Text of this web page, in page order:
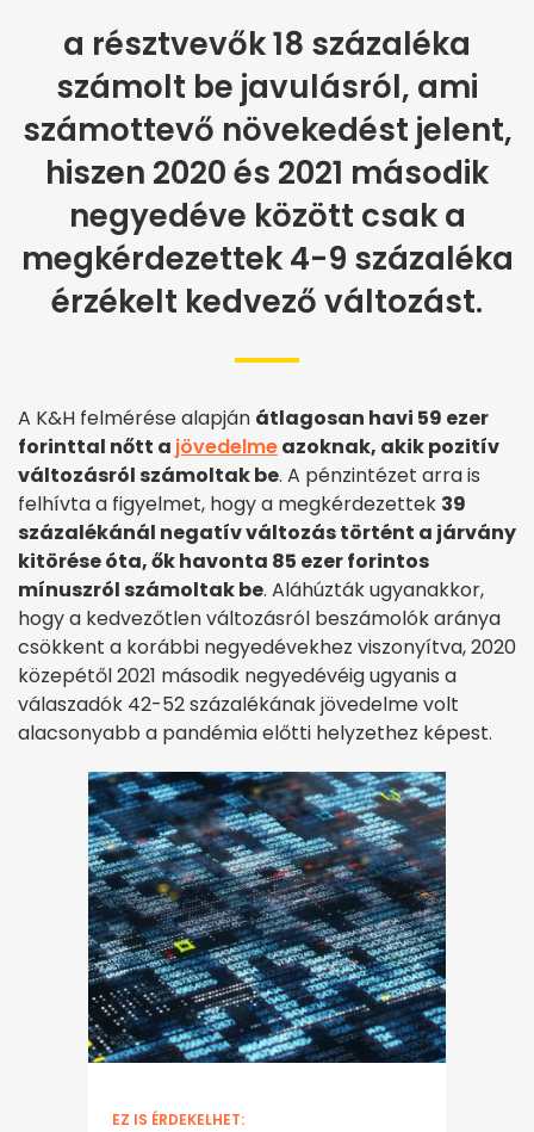
a résztvevők 18 százaléka
számolt be javulásról, ami
számottevő növekedést jelent,
hiszen 2020 és 2021 második
negyedéve között csak a
megkérdezettek 4-9 százaléka
érzékelt kedvező változást.
A K&H felmérése alapján átlagosan havi 59 ezer
forinttal nőtt a jövedelmeazoknak, akik pozitív
változásról számoltak be. A pénzintézet arra is
felhívta a figyelmet, hogy a megkérdezettek 39
százalékánál negatív változás történt a járvány
kitörése óta, ők havonta 85 ezer forintos
mínuszról számoltak be. Aláhúzták ugyanakkor,
hogy a kedvezőtlen változásról beszámolók aránya
csökkent a korábbi negyedévekhez viszonyítva, 2020
közepétől 2021 második negyedévéig ugyanis a
válaszadók 42-52 százalékának jövedelme volt
alacsonyabb a pandémia előtti helyzethez képest.
EZ IS ÉRDEKELHET: